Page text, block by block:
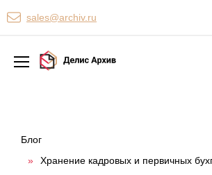
sales@archiv.ru
Персональные сервисы
Хранение документов
Уничтожение документов
Блог
»
Хранение кадровых и первичных